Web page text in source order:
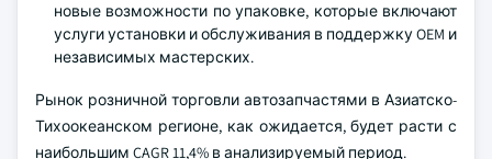
новые возможности по упаковке, которые включают
услуги установки и обслуживания в поддержку OEM и
независимых мастерских.
Рынок розничной торговли автозапчастями в Азиатско-
Тихоокеанском регионе, как ожидается, будет расти с
наибольшим CAGR 11,4% в анализируемый период.